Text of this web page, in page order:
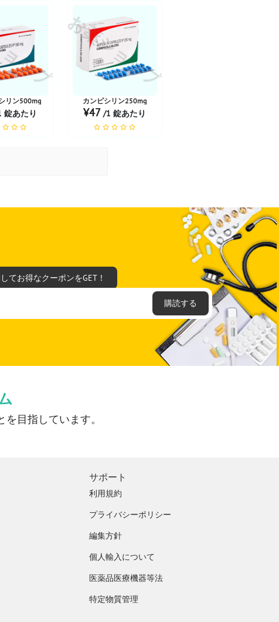
ップ
リン500mg
錠あたり
お薬ショップ
カンピシリン250mg
¥47/1 錠あたり
てお得なクーポンをGET！
購読する
目指しています。
サポート
利用規約
プライバシーポリシー
編集方針
個人輸入について
医薬品医療機器等法
特定物質管理